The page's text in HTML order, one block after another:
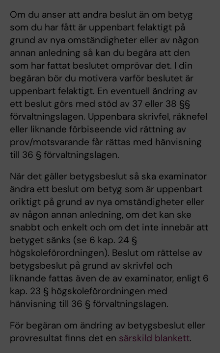
Om du anser att andra beslut än om betyg
som du har fått är uppenbart felaktigt på
grund av nya omständigheter eller av någon
annan anledning så kan du begära att den
som har fattat beslutet omprövar det. I din
begäran bör du motivera varför beslutet är
uppenbart felaktigt. En eventuell ändring av
ett beslut görs med stöd av 37 eller 38 §§
förvaltningslagen. Uppenbara skrivfel, räknefel
eller liknande förbiseende vid rättning av
prov/motsvarande får rättas med hänvisning
till 36 § förvaltningslagen.
När det gäller betygsbeslut så ska examinator
ändra ett beslut om betyg som är uppenbart
oriktigt på grund av nya omständigheter eller
av någon annan anledning, om det kan ske
snabbt och enkelt och om det inte innebär att
betyget sänks (se 6 kap. 24 §
högskoleförordningen). Beslut om rättelse av
betygsbeslut på grund av skrivfel och
liknande fattas även de av examinator, enligt 6
kap. 23 § högskoleförordningen med
hänvisning till 36 § förvaltningslagen.
För begäran om ändring av betygsbeslut eller
provresultat finns det en särskild blankett.